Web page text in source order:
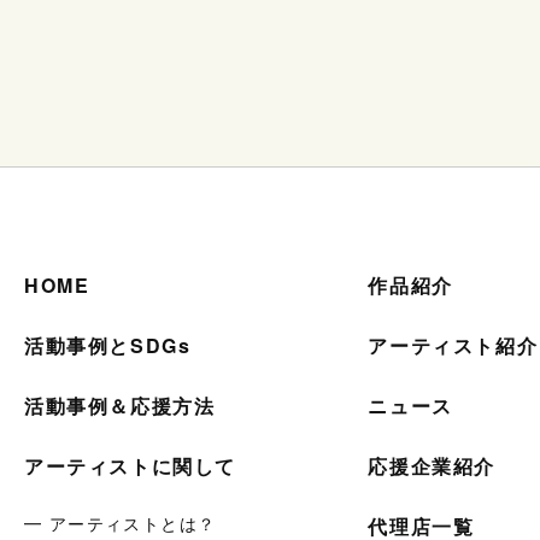
HOME
活動事例とSDGs
活動事例＆応援方法
アーティストに関して
━ アーティストとは？
作品紹介
アーティスト紹介
ニュース
応援企業紹介
代理店一覧